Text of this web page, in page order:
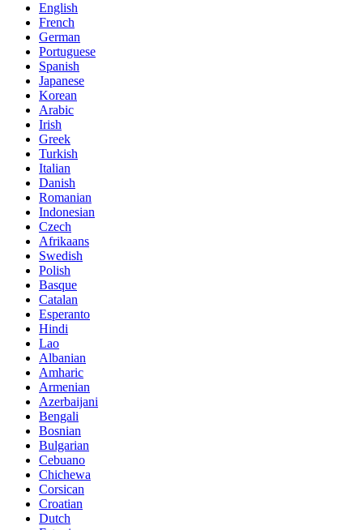
English
French
German
Portuguese
Spanish
Japanese
Korean
Arabic
Irish
Greek
Turkish
Italian
Danish
Romanian
Indonesian
Czech
Afrikaans
Swedish
Polish
Basque
Catalan
Esperanto
Hindi
Lao
Albanian
Amharic
Armenian
Azerbaijani
Bengali
Bosnian
Bulgarian
Cebuano
Chichewa
Corsican
Croatian
Dutch